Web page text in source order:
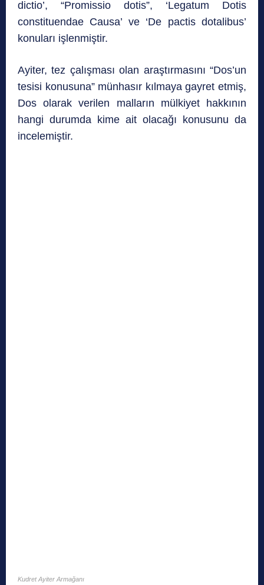
dictio’, “Promissio dotis”, ‘Legatum Dotis
constituendae Causa’ ve ‘De pactis dotalibus’
konuları işlenmiştir.
Ayiter, tez çalışması olan araştırmasını “Dos’un
tesisi konusuna” münhasır kılmaya gayret etmiş,
Dos olarak verilen malların mülkiyet hakkının
hangi durumda kime ait olacağı konusunu da
incelemiştir.
Kudret Ayiter Armağanı